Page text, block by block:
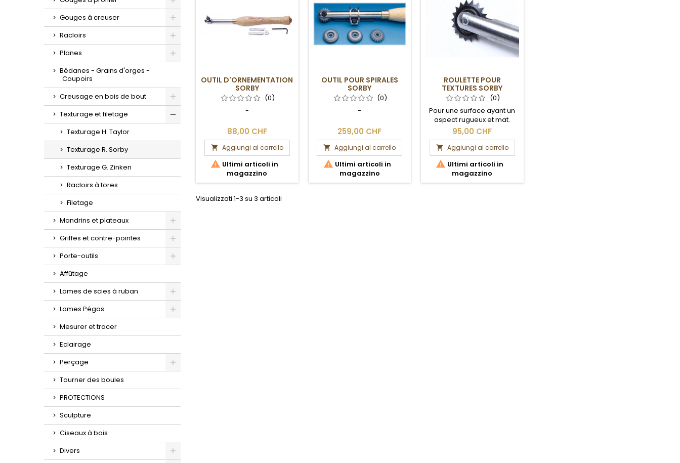
Gouges à creuser
Racloirs
Planes
Bédanes - Grains d'orges -
Coupoirs
Creusage en bois de bout
Texturage et filetage
Texturage H. Taylor
Texturage R. Sorby
Texturage G. Zinken
Racloirs à tores
Filetage
Mandrins et plateaux
Griffes et contre-pointes
Porte-outils
Affûtage
Lames de scies à ruban
Lames Pégas
Mesurer et tracer
Eclairage
Perçage
Tourner des boules
PROTECTIONS
Sculpture
Ciseaux à bois
Divers
OUTIL D'ORNEMENTATION
SORBY
(0)
-
88,00 CHF
 Aggiungi al carrello
 Ultimi articoli in
magazzino
OUTIL POUR SPIRALES
SORBY
(0)
-
259,00 CHF
 Aggiungi al carrello
 Ultimi articoli in
magazzino
ROULETTE POUR
TEXTURES SORBY
(0)
Pour une surface ayant un
aspect rugueux et mat.
95,00 CHF
 Aggiungi al carrello
 Ultimi articoli in
magazzino
Visualizzati 1-3 su 3 articoli